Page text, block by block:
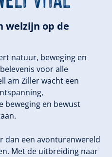
welzijn op de
natuur, beweging en
voor alle
am Ziller wacht een
beweging en bewust
dan een avonturenwereld
Met de uitbreiding naar